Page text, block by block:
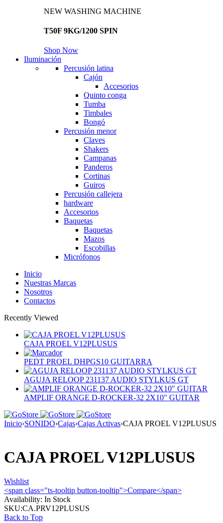
NEW WASHING MACHINE
T50F 9KG/1200 SPIN
Shop Now
Iluminación
Percusión latina
Cajón
Accesorios
Quinto conga
Tumba
Timbales
Bongó
Percusión menor
Claves
Shakers
Campanas
Panderos
Cortinas
Guiros
Percusión callejera
hardware
Accesorios
Baquetas
Baquetas
Mazos
Escobillas
Micrófonos
Inicio
Nuestras Marcas
Nosotros
Contactos
Recently Viewed
CAJA PROEL V12PLUSUS
PEDT PROEL DHPGS10 GUITARRA
AGUJA RELOOP 231137 AUDIO STYLKUS GT
AMPLIF ORANGE D-ROCKER-32 2X10" GUITAR
Inicio›SONIDO›Cajas›Cajas Activas›CAJA PROEL V12PLUSUS
CAJA PROEL V12PLUSUS
Wishlist
<span class="ts-tooltip button-tooltip">Compare</span>
Availability: In Stock
SKU:CA.PRV12PLUSUS
Back to Top